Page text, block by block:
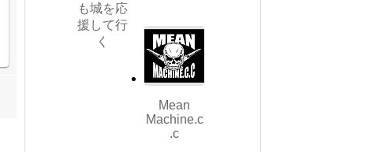
も城を応
援して行
く
Mean
Machine.c
.c